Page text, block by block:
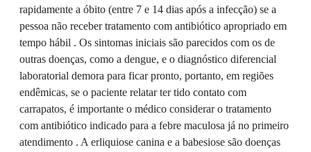
rapidamente a óbito (entre 7 e 14 dias após a infecção) se a
pessoa não receber tratamento com antibiótico apropriado em
tempo hábil . Os sintomas iniciais são parecidos com os de
outras doenças, como a dengue, e o diagnóstico diferencial
laboratorial demora para ficar pronto, portanto, em regiões
endêmicas, se o paciente relatar ter tido contato com
carrapatos, é importante o médico considerar o tratamento
com antibiótico indicado para a febre maculosa já no primeiro
atendimento . A erliquiose canina e a babesiose são doenças